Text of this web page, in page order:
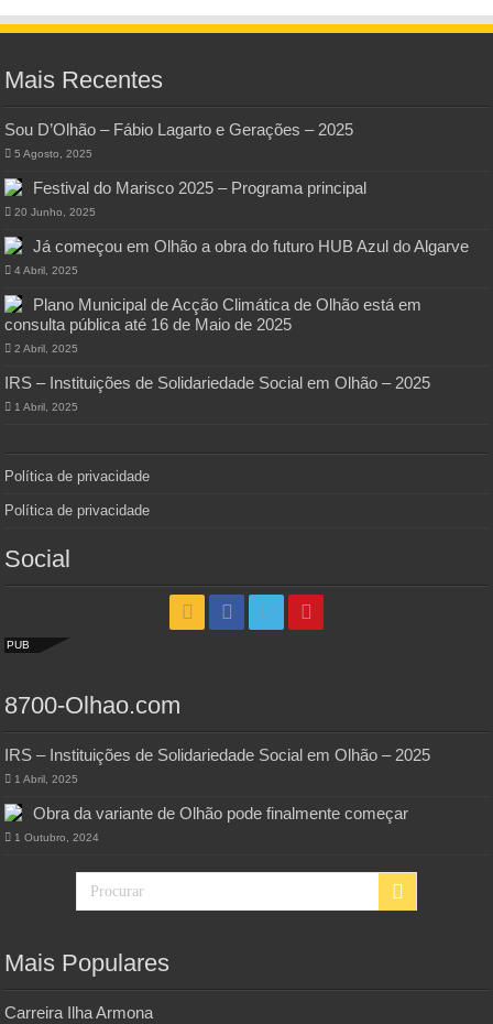
Mais Recentes
Sou D’Olhão – Fábio Lagarto e Gerações – 2025
5 Agosto, 2025
Festival do Marisco 2025 – Programa principal
20 Junho, 2025
Já começou em Olhão a obra do futuro HUB Azul do Algarve
4 Abril, 2025
Plano Municipal de Acção Climática de Olhão está em
consulta pública até 16 de Maio de 2025
2 Abril, 2025
IRS – Instituições de Solidariedade Social em Olhão – 2025
1 Abril, 2025
Política de privacidade
Política de privacidade
Social
PUB
8700-Olhao.com
IRS – Instituições de Solidariedade Social em Olhão – 2025
1 Abril, 2025
Obra da variante de Olhão pode finalmente começar
1 Outubro, 2024
Mais Populares
Carreira Ilha Armona